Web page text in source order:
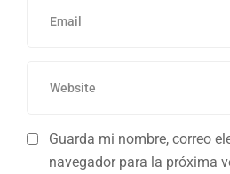
Guarda mi nombre, correo
navegador para la próxima